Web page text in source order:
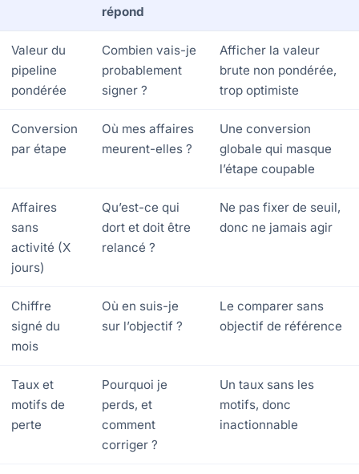
répond
Valeur du
pipeline
pondérée
Combien vais-je
probablement
signer ?
Afficher la valeur
brute non pondérée,
trop optimiste
Conversion
par étape
Où mes affaires
meurent-elles ?
Une conversion
globale qui masque
l’étape coupable
Affaires
sans
activité (X
jours)
Qu’est-ce qui
dort et doit être
relancé ?
Ne pas fixer de seuil,
donc ne jamais agir
Chiffre
signé du
mois
Où en suis-je
sur l’objectif ?
Le comparer sans
objectif de référence
Taux et
motifs de
perte
Pourquoi je
perds, et
comment
corriger ?
Un taux sans les
motifs, donc
inactionnable